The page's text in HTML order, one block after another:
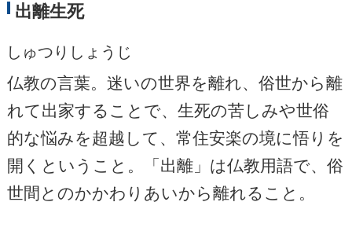
出離生死
しゅつりしょうじ
仏教の言葉。迷いの世界を離れ、俗世から離
れて出家することで、生死の苦しみや世俗
的な悩みを超越して、常住安楽の境に悟りを
開くということ。「出離」は仏教用語で、俗
世間とのかかわりあいから離れること。